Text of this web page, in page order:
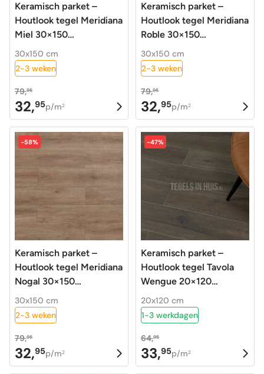
Keramisch parket –
Houtlook tegel Meridiana
Miel 30×150
gerectificeerd
30x150 cm
2-3 weken
79,95
Oorspronkelijke
prijs
was:
79,95.
32,95
Huidige
prijs
is:
32,95.
p/m2
Keramisch parket –
Houtlook tegel Meridiana
Roble 30×150
gerectificeerd
30x150 cm
2-3 weken
79,95
Oorspronkelijke
prijs
was:
79,95.
32,95
Huidige
prijs
is:
32,95.
p/m2
-58%
Keramisch parket –
Houtlook tegel Meridiana
Nogal 30×150
gerectificeerd
30x150 cm
2-3 weken
79,95
Oorspronkelijke
prijs
32,95
Huidige
prijs
p/m2
-47%
Keramisch parket –
Houtlook tegel Tavola
Wengue 20×120
gerectificeerd R10
OP=OP
20x120 cm
1-3 werkdagen
64,95
Oorspronkelijke
prijs
33,95
Huidige
prijs
p/m2